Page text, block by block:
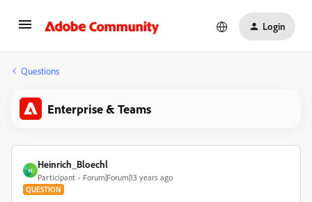
Login
Questions
Enterprise & Teams
H
Heinrich_Bloechl
Participant Forum|Forum|13 years ago
QUESTION